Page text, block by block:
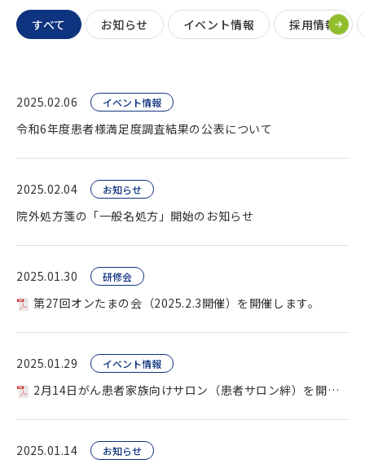
すべて お知らせ イベント情報 採用情報
2025.02.06 イベント情報
令和6年度患者様満足度調査結果の公表について
2025.02.04 お知らせ
院外処方箋の「一般名処方」開始のお知らせ
2025.01.30 研修会
第27回オンたまの会（2025.2.3開催）を開催します。
2025.01.29 イベント情報
2月14日がん患者家族向けサロン（患者サロン絆）を開催します
2025.01.14 お知らせ